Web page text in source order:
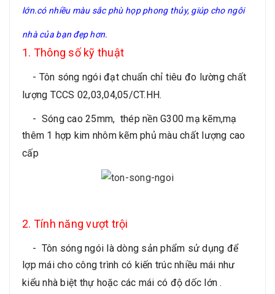
lớn.có nhiều màu sắc phù họp phong thủy, giúp cho ngôi
nhà của bạn đẹp hơn.
1. Thông số kỹ thuật
- Tôn sóng ngói đạt chuẩn chỉ tiêu đo lường chất
lượng TCCS 02,03,04,05/CT.HH.
- Sóng cao 25mm, thép nền G300 mạ kẽm,mạ
thêm 1 hợp kim nhôm kẽm phủ màu chất lượng cao
cấp
2. Tính năng vượt trội
- Tôn sóng ngói là dòng sản phẩm sử dụng để
lợp mái cho công trình có kiến trúc nhiều mái như
kiểu nhà biệt thự hoặc các mái có độ dốc lớn .